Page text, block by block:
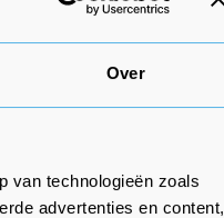
Over
van technologieën zoals
advertenties en content,